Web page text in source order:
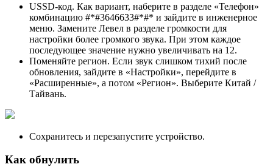
USSD-код. Как вариант, наберите в разделе «Телефон»
комбинацию #*#3646633#*#* и зайдите в инженерное
меню. Замените Левел в разделе громкости для
настройки более громкого звука. При этом каждое
последующее значение нужно увеличивать на 12.
Поменяйте регион. Если звук слишком тихий после
обновления, зайдите в «Настройки», перейдите в
«Расширенные», а потом «Регион». Выберите Китай /
Тайвань.
Сохранитесь и перезапустите устройство.
Как обнулить